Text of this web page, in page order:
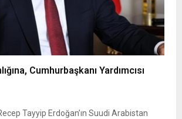
Cumhurbaşkanı Yardımcısı
Tayyip Erdoğan’ın Suudi Arabistan